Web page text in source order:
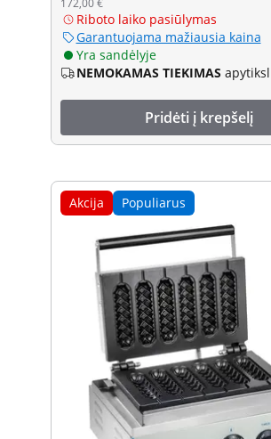
Riboto laiko pasiūlymas
Garantuojama mažiausia kaina
Yra sandėlyje
NEMOKAMAS TIEKIMAS
Pridėti į krepšelį
Akcija Populiarus